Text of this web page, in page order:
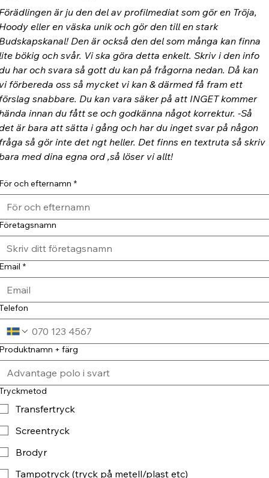
är ju den del av profilmediat som gör en Tröja,
eller en väska unik och gör den till en stark
Den är också den del som många kan finna
bökig och svår. Vi ska göra detta enkelt. Skriv i den info
har och svara så gott du kan på frågorna nedan. Då kan
förbereda oss så mycket vi kan & därmed få fram ett
snabbare. Du kan vara säker på att INGET kommer
innan du fått se och godkänna något korrektur. -Så
är bara att sätta i gång och har du inget svar på någon
så gör inte det ngt heller. Det finns en textruta så skriv
med dina egna ord ,så löser vi allt!
och efternamn *
*
+ färg
Transfertryck
Screentryck
Brodyr
Tampotryck (tryck på metell/plast etc)